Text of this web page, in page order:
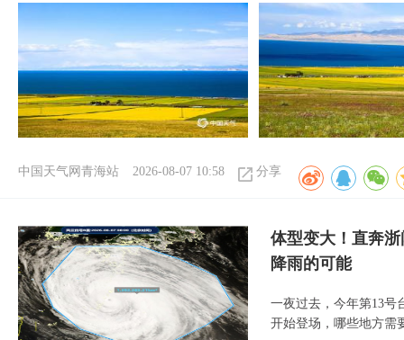
中国天气网青海站 2026-08-07 10:58 分享
体型变大！直奔
降雨的可能
一夜过去，今年第13号
开始登场，哪些地方需